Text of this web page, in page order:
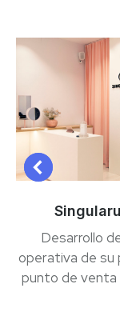
Singularu
Desarrollo
operativa de su
punto de venta